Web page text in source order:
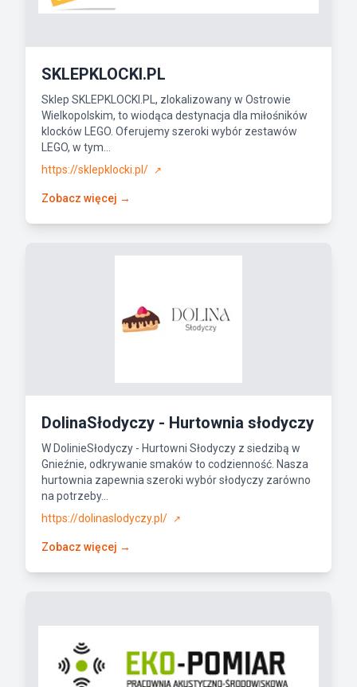
SKLEPKLOCKI.PL
Sklep SKLEPKLOCKI.PL, zlokalizowany w Ostrowie
Wielkopolskim, to wiodąca destynacja dla miłośników
klocków LEGO. Oferujemy szeroki wybór zestawów
LEGO, w tym...
https://sklepklocki.pl/
↗
Zobacz więcej →
DolinaSłodyczy - Hurtownia słodyczy
W DolinieSłodyczy - Hurtowni Słodyczy z siedzibą w
Gnieźnie, odkrywanie smaków to codzienność. Nasza
hurtownia zapewnia szeroki wybór słodyczy zarówno
na potrzeby...
https://dolinaslodyczy.pl/
↗
Zobacz więcej →